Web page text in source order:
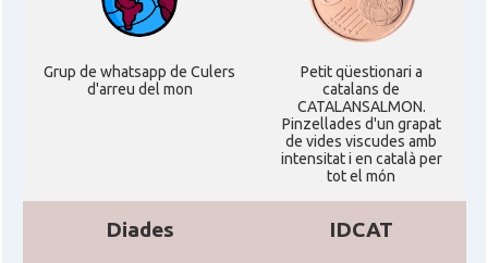
Grup de whatsapp de Culers
d'arreu del mon
Petit qüestionari a
catalans de
CATALANSALMON.
Pinzellades d'un grapat
de vides viscudes amb
intensitat i en català per
tot el món
Diades IDCAT